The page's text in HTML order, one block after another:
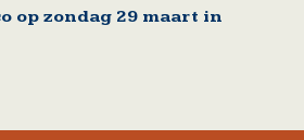
op zondag 29 maart in